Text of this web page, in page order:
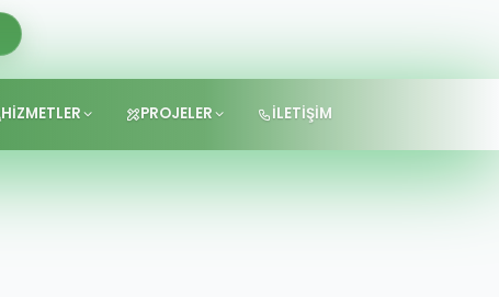
HİZMETLER PROJELER İLETİŞİM